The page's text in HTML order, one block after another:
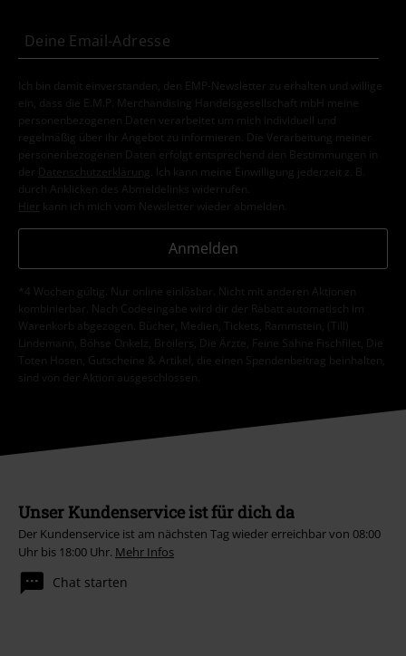
Ich bin damit einverstanden, den EMP-Newsletter zu erhalten und willige
ein, dass die E.M.P. Merchandising Handelsgesellschaft mbH meine
personenbezogenen Daten verarbeitet um mich individuell und
regelmäßig über ihr Angebot zu informieren. Die Verarbeitung meiner
personenbezogenen Daten erfolgt entsprechend den Bestimmungen in
der
Datenschutzerklärung
. Ich kann meine Einwilligung jederzeit z. B.
durch Anklicken des Abmeldelinks widerrufen.
Hier kann ich mich vom Newsletter wieder abmelden.
Anmelden
*4 Wochen gültig. Nur online einlösbar. Nicht mit anderen Aktionen
kombinierbar. Nach Codeeingabe wird dir der Rabatt automatisch im
Warenkorb abgezogen. Bücher, Medien, Tickets, Rammstein, (Till)
Lindemann, Böhse Onkelz, Broilers, Die Ärzte, Feine Sahne Fischfilet, Die
Toten Hosen, Gutscheine & Artikel, die einen Spendenbeitrag beinhalten,
sind von der Aktion ausgeschlossen.
Unser Kundenservice ist für dich da
Der Kundenservice ist am nächsten Tag wieder erreichbar von 08:00
Uhr bis 18:00 Uhr. Mehr Infos
Chat starten